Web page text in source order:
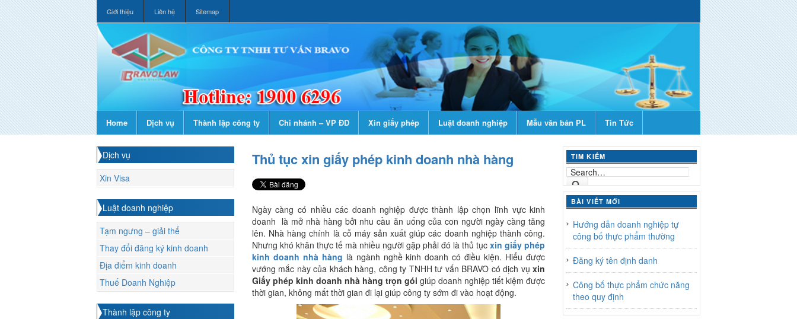
Giới thiệu Liên hệ Sitemap
Home Dịch vụ Thành lập công ty Chi nhánh – VP ĐD Xin giấy phép Luật doanh nghiệp Mẫu văn bản PL Tin Tức
Dịch vụ
Xin Visa
Luật doanh nghiệp
Tạm ngưng – giải thể
Thay đổi đăng ký kinh doanh
Địa điểm kinh doanh
Thuế Doanh Nghiệp
Thành lập công ty
Thủ tục xin giấy phép kinh doanh nhà hàng
Ngày càng có nhiều các doanh nghiệp được thành lập chọn lĩnh vực kinh
doanh là mở nhà hàng bởi nhu cầu ăn uống của con người ngày càng tăng
lên. Nhà hàng chính là cỗ máy sản xuất giúp các doanh nghiệp thành công.
Nhưng khó khăn thực tế mà nhiều người gặp phải đó là thủ tụcxin giấy phép
kinh doanh nhà hàng là ngành nghề kinh doanh có điều kiện. Hiểu được
vướng mắc này của khách hàng, công ty TNHH tư vấn BRAVO có dịch vụxin
Giấy phép kinh doanh nhà hàng trọn gói giúp doanh nghiệp tiết kiệm được
thời gian, không mất thời gian đi lại giúp công ty sớm đi vào hoạt động.
TIM KIẾM
BÀI VIẾT MỚI
Hướng dẫn doanh nghiệp tự
công bố thực phẩm thường
Đăng ký tên định danh
Công bố thực phẩm chức năng
theo quy định